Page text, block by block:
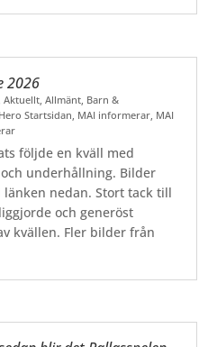
2026
,Aktuellt ,Allmänt Barn &
Hero Startsidan MAI informerar MAI
följde en kväll med
underhållning. Bilder
nedan. Stort tack till
och generöst
kvällen. Fler bilder från